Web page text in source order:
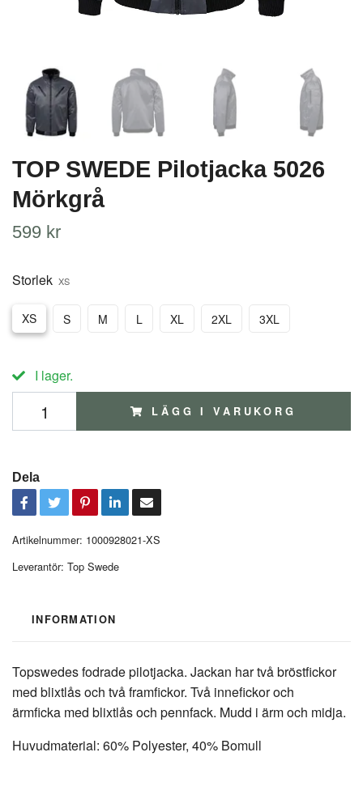
TOP SWEDE Pilotjacka 5026
Mörkgrå
599 kr
Storlek XS
XS S M L XL 2XL 3XL
I lager.
LÄGG I VARUKORG
Dela
Artikelnummer: 1000928021-XS
Leverantör: Top Swede
INFORMATION
Topswedes fodrade pilotjacka. Jackan har två bröstfickor
med blixtlås och två framfickor. Två innefickor och
ärmficka med blixtlås och pennfack. Mudd i ärm och midja.
Huvudmaterial: 60% Polyester, 40% Bomull